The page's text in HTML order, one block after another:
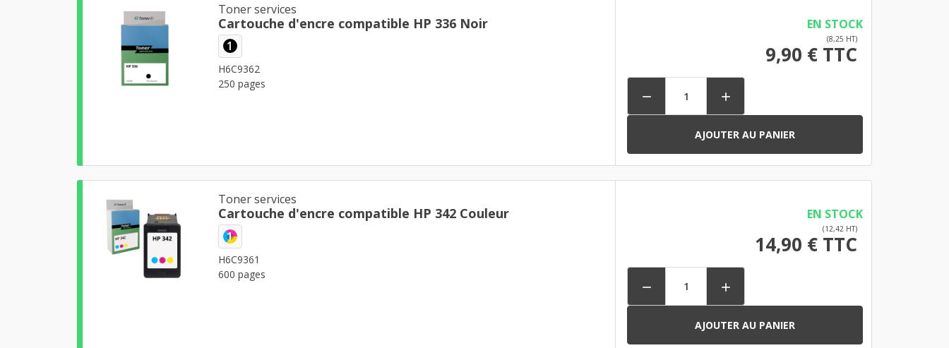
Toner services
Cartouche d'encre compatible HP 336 Noir
1
H6C9362
250 pages
EN STOCK
(8,25 HT)
9,90 € TTC
 
AJOUTER AU PANIER
Toner services
Cartouche d'encre compatible HP 342 Couleur
1
H6C9361
600 pages
EN STOCK
(12,42 HT)
14,90 € TTC
 
AJOUTER AU PANIER